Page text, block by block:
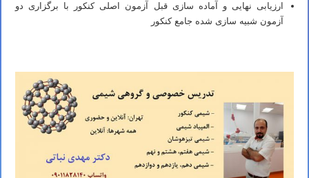
ارزیابی نهایی و آماده سازی قبل آزمون اصلی کنکور با برگزاری دو
آزمون شبیه سازی شده جامع کنکور